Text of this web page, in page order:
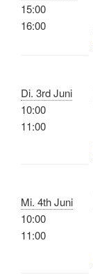
15:00
16:00
Di. 3rd Juni
10:00
11:00
Mi. 4th Juni
10:00
11:00